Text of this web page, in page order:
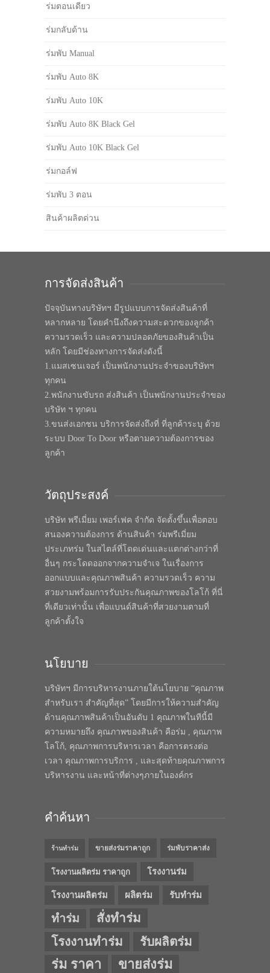
ร่มตอนเดียว
ร่มกลับด้าน
ร่มพับ Manual
ร่มพับ Auto 8K
ร่มพับ Auto 10K
ร่มพับ Auto 8K Black Gel
ร่มพับ Auto 10K Black Gel
ร่มกอล์ฟ
ร่มพับ 3 ตอน
สินค้าผลิตด่วน
การจัดส่งสินค้า
ปัจจุบันทางบริษัทฯ มีรูปแบบการจัดส่งสินค้าที่
หลากหลาย โดยคำนึงถึงความสะดวกของลูกค้า
ความรวดเร็ว และความปลอดภัยของสินค้าเป็น
หลัก โดยมีช่องทางการจัดส่งดังนี้
1.แมสเซนเจอร์ เป็นพนักงานประจำของบริษัทฯ
ทุกคน
2.พนักงานขับรถ ส่งสินค้า เป็นพนักงานประจำของ
บริษัท ฯ ทุกคน
3.ขนส่งเอกชน บริการจัดส่งถึงที่ ที่ลูกค้าระบุ ด้วย
ระบบ Door To Door หรือตามความต้องการของ
ลูกค้า
วัตถุประสงค์
บริษัท พรีเมี่ยม เพอร์เฟค จำกัด จัดตั้งขึ้นเพื่อตอบ
สนองความต้องการ ด้านสินค้า ร่มพรีเมี่ยม
ประเภทร่ม ในสไตล์ที่โดดเด่นและแตกต่างกว่าที่
อื่นๆ กระโดดออกจากความจำเจ ในเรื่องการ
ออกแบบและคุณภาพสินค้า ความรวดเร็ว ความ
สวยงามพร้อมการรับประกันคุณภาพของโลโก้ ที่นี่
ที่เดียวเท่านั้น เพื่อแบนด์สินค้าที่สวยงามตามที่
ลูกค้าตั้งใจ
นโยบาย
บริษัทฯ มีการบริหารงานภายใต้นโยบาย “คุณภาพ
สำหรับเรา สำคัญที่สุด” โดยมีการให้ความสำคัญ
ด้านคุณภาพสินค้าเป็นอันดับ 1 คุณภาพในทีนี้มี
ความหมายถึง คุณภาพของสินค้า คือร่ม , คุณภาพ
โลโก้, คุณภาพการบริหารเวลา คือการตรงต่อ
เวลา คุณภาพการบริการ , และสุดท้ายคุณภาพการ
บริหารงาน และหน้าที่ต่างๆภายในองค์กร
คำค้นหา
ร้านทำร่ม ขายส่งร่มราคาถูก ร่มพับราคาส่ง
โรงงานผลิตร่ม ราคาถูก โรงงานร่ม
โรงงานผลิตร่ม ผลิตร่ม รับทำร่ม
ทำร่ม
สั่งทำร่ม
โรงงานทำร่ม
รับผลิตร่ม
ร่ม ราคา ขายส่งร่ม